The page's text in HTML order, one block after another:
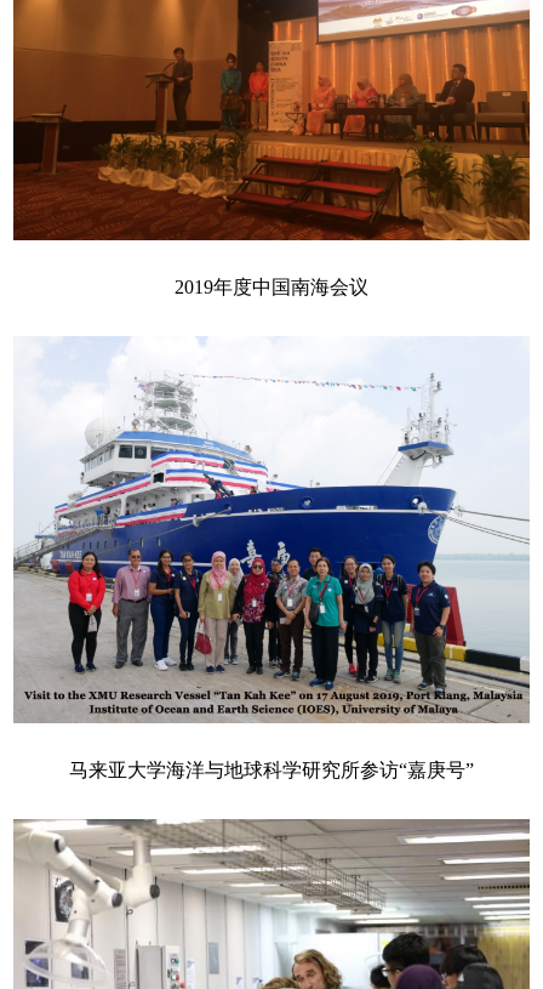
2019年度中国南海会议
马来亚大学海洋与地球科学研究所参访“嘉庚号”